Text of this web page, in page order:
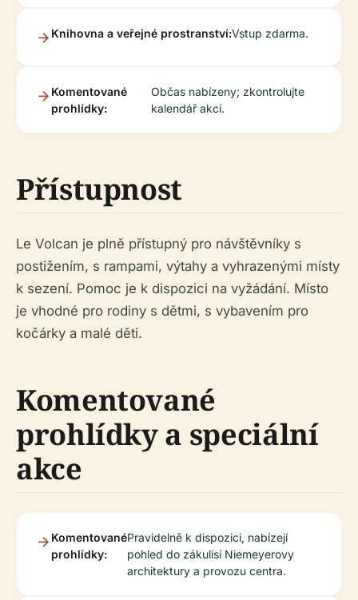
Knihovna a veřejné prostranství:Vstup zdarma.
Komentované
prohlídky:
Občas nabízeny; zkontrolujte
kalendář akcí.
Přístupnost
Le Volcan je plně přístupný pro návštěvníky s
postižením, s rampami, výtahy a vyhrazenými místy
k sezení. Pomoc je k dispozici na vyžádání. Místo
je vhodné pro rodiny s dětmi, s vybavením pro
kočárky a malé děti.
Komentované
prohlídky a speciální
akce
Komentované
prohlídky:
Pravidelně k dispozici, nabízejí
pohled do zákulisí Niemeyerovy
architektury a provozu centra.